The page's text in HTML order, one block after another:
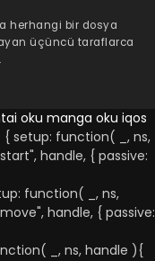
herhangi bir dosya
üçüncü taraflarca
oku manga oku iqos
setup: function( _, ns,
handle, { passive:
function( _, ns,
handle, { passive:
_, ns, handle ){